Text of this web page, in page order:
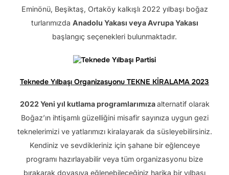
Eminönü, Beşiktaş, Ortaköy kalkışlı 2022 yılbaşı boğaz
turlarımızda Anadolu Yakası veya Avrupa Yakası
başlangıç seçenekleri bulunmaktadır.
Teknede Yılbaşı Organizasyonu TEKNE KİRALAMA 2023
2022 Yeni yıl kutlama programlarımızaalternatif olarak
Boğaz’ın ihtişamlı güzelliğini misafir sayınıza uygun gezi
teknelerimizi ve yatlarımızı kiralayarak da süsleyebilirsiniz.
Kendiniz ve sevdikleriniz için şahane bir eğlenceye
programı hazırlayabilir veya tüm organizasyonu bize
bırakarak doyasıya eğlenebileceğiniz harika bir yılbaşı